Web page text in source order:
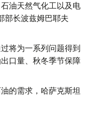
油天然气化工以及电
部长波兹姆巴耶夫
将为一系列问题得到
口量、秋冬季节保障
的需求，哈萨克斯坦